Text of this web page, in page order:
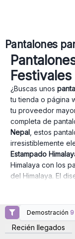
Pantalones
Festivales
¿Buscas unos
tu tienda o página
tu proveedor
completa de
Nepal , estos
irresistiblemente
Estampado
Himalaya con los
del Himalaya. El
perfectos para
para relajarse con
Estampado
Demostración 9
Recién llegados
Inicie sesión o
para obtener
por mayor